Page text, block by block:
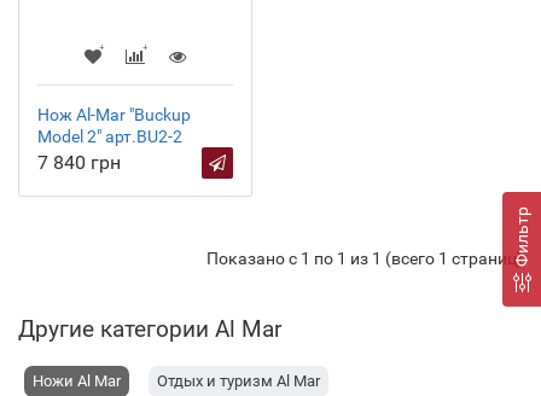
Фильтр
Нож Al-Mar "Buckup
Model 2" арт.BU2-2
7 840 грн
Показано с 1 по 1 из 1 (всего 1 страниц)
Другие категории Al Mar
Ножи Al Mar Отдых и туризм Al Mar